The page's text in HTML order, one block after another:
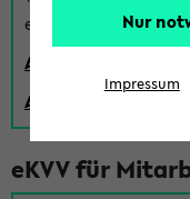
eKVV auch über
Anmeldung über
Anlegen eines neuen
eKVV für
Nur
Impressum